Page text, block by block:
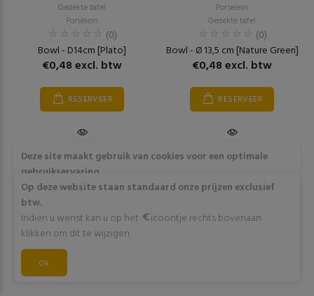
Gedekte tafel
Porselein
(0)
Bowl - D14cm [Plato]
€0,48 excl. btw
RESERVEER
Porselein
Gedekte tafel
(0)
Bowl - Ø 13,5 cm [Nature Green]
€0,48 excl. btw
RESERVEER
Deze site maakt gebruik van cookies voor een optimale
gebruikservaring
Door op "Akkoord" te klikken of verder gebruik te maken
van deze website gaat stemt u in met het gebruik van deze
cookies. Wens je meer info omtrent deze cookies? Klik dan
op "Meer info".
Akkoord
Op deze website staan standaard onze prijzen exclusief
btw.
Indien u wenst kan u op het
icoontje rechts bovenaan
klikken om dit te wijzigen.
Ok